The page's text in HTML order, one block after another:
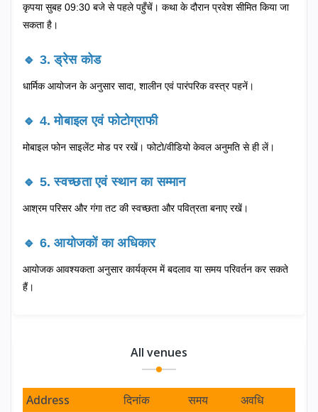
कृपया सुबह 09:30 बजे से पहले पहुँचें। कथा के दौरान प्रवेश सीमित किया जा
सकता है।
🔹 3. ड्रेस कोड
धार्मिक आयोजन के अनुसार सादा, शालीन एवं पारंपरिक वस्त्र पहनें।
🔹 4. मोबाइल एवं फोटोग्राफी
मोबाइल फोन साइलेंट मोड पर रखें। फोटो/वीडियो केवल अनुमति से ही लें।
🔹 5. स्वच्छता एवं स्थान का सम्मान
आश्रम परिसर और गंगा तट की स्वच्छता और पवित्रता बनाए रखें।
🔹 6. आयोजकों का अधिकार
आयोजक आवश्यकता अनुसार कार्यक्रम में बदलाव या समय परिवर्तन कर सकते
हैं।
All venues
Address दिनांक समय अवधि